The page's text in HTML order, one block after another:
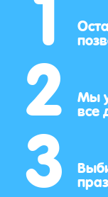
2 Мы
все
3